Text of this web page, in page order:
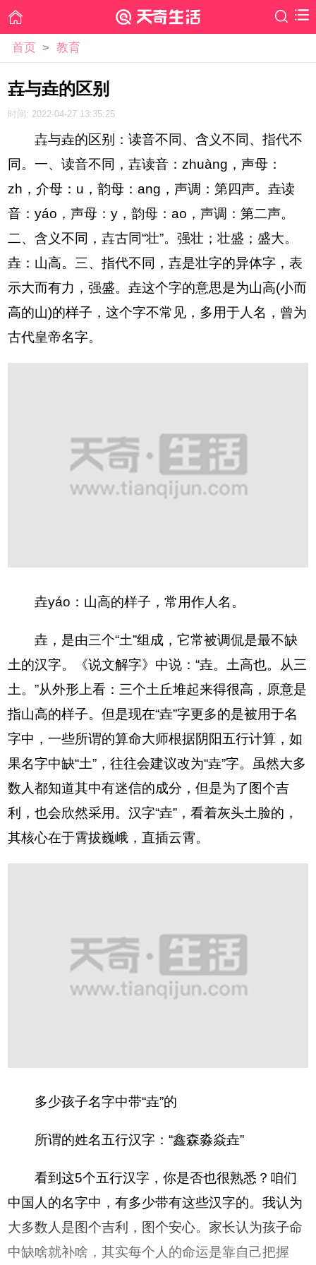
首页 > 教育
壵与垚的区别
时间: 2022-04-27 13:35:25
壵与垚的区别：读音不同、含义不同、指代不
同。一、读音不同，壵读音：zhuàng，声母：
zh，介母：u，韵母：ang，声调：第四声。垚读
音：yáo，声母：y，韵母：ao，声调：第二声。
二、含义不同，壵古同“壮”。强壮；壮盛；盛大。
垚：山高。三、指代不同，壵是壮字的异体字，表
示大而有力，强盛。垚这个字的意思是为山高(小而
高的山)的样子，这个字不常见，多用于人名，曾为
古代皇帝名字。
垚yáo：山高的样子，常用作人名。
垚，是由三个“土”组成，它常被调侃是最不缺
土的汉字。《说文解字》中说：“垚。土高也。从三
土。”从外形上看：三个土丘堆起来得很高，原意是
指山高的样子。但是现在“垚”字更多的是被用于名
字中，一些所谓的算命大师根据阴阳五行计算，如
果名字中缺“土”，往往会建议改为“垚”字。虽然大多
数人都知道其中有迷信的成分，但是为了图个吉
利，也会欣然采用。汉字“垚”，看着灰头土脸的，
其核心在于霄拔巍峨，直插云霄。
多少孩子名字中带“垚”的
所谓的姓名五行汉字：“鑫森淼焱垚”
看到这5个五行汉字，你是否也很熟悉？咱们
中国人的名字中，有多少带有这些汉字的。我认为
大多数人是图个吉利，图个安心。家长认为孩子命
中缺啥就补啥，其实每个人的命运是靠自己把握